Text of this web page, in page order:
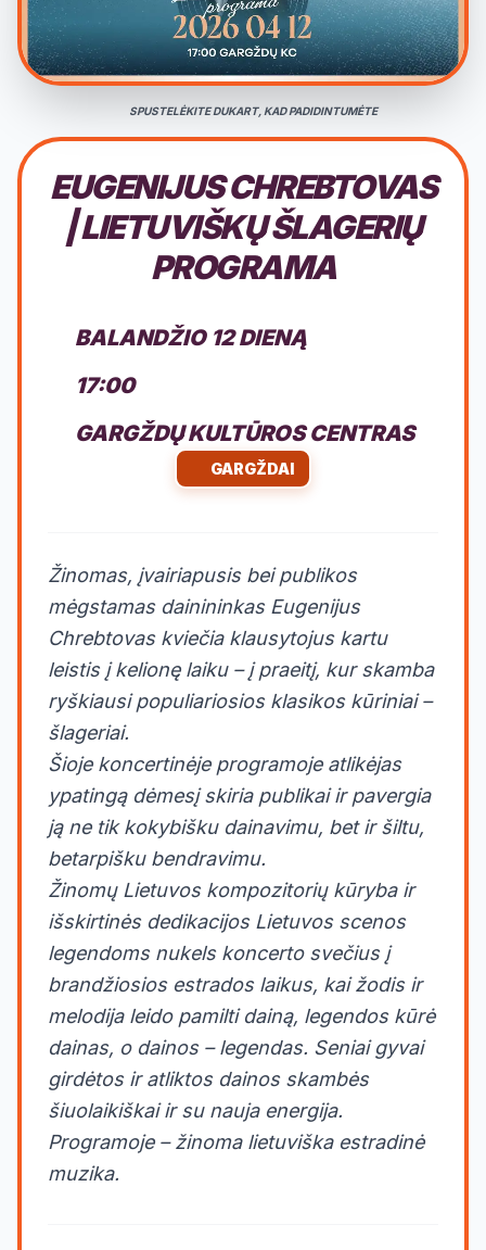
SPUSTELĖKITE DUKART, KAD PADIDINTUMĖTE
EUGENIJUS CHREBTOVAS
| LIETUVIŠKŲ ŠLAGERIŲ
PROGRAMA
BALANDŽIO 12 DIENĄ
17:00
GARGŽDŲ KULTŪROS CENTRAS
GARGŽDAI
Žinomas, įvairiapusis bei publikos
mėgstamas dainininkas Eugenijus
Chrebtovas kviečia klausytojus kartu
leistis į kelionę laiku – į praeitį, kur skamba
ryškiausi populiariosios klasikos kūriniai –
šlageriai.
Šioje koncertinėje programoje atlikėjas
ypatingą dėmesį skiria publikai ir pavergia
ją ne tik kokybišku dainavimu, bet ir šiltu,
betarpišku bendravimu.
Žinomų Lietuvos kompozitorių kūryba ir
išskirtinės dedikacijos Lietuvos scenos
legendoms nukels koncerto svečius į
brandžiosios estrados laikus, kai žodis ir
melodija leido pamilti dainą, legendos kūrė
dainas, o dainos – legendas. Seniai gyvai
girdėtos ir atliktos dainos skambės
šiuolaikiškai ir su nauja energija.
Programoje – žinoma lietuviška estradinė
muzika.